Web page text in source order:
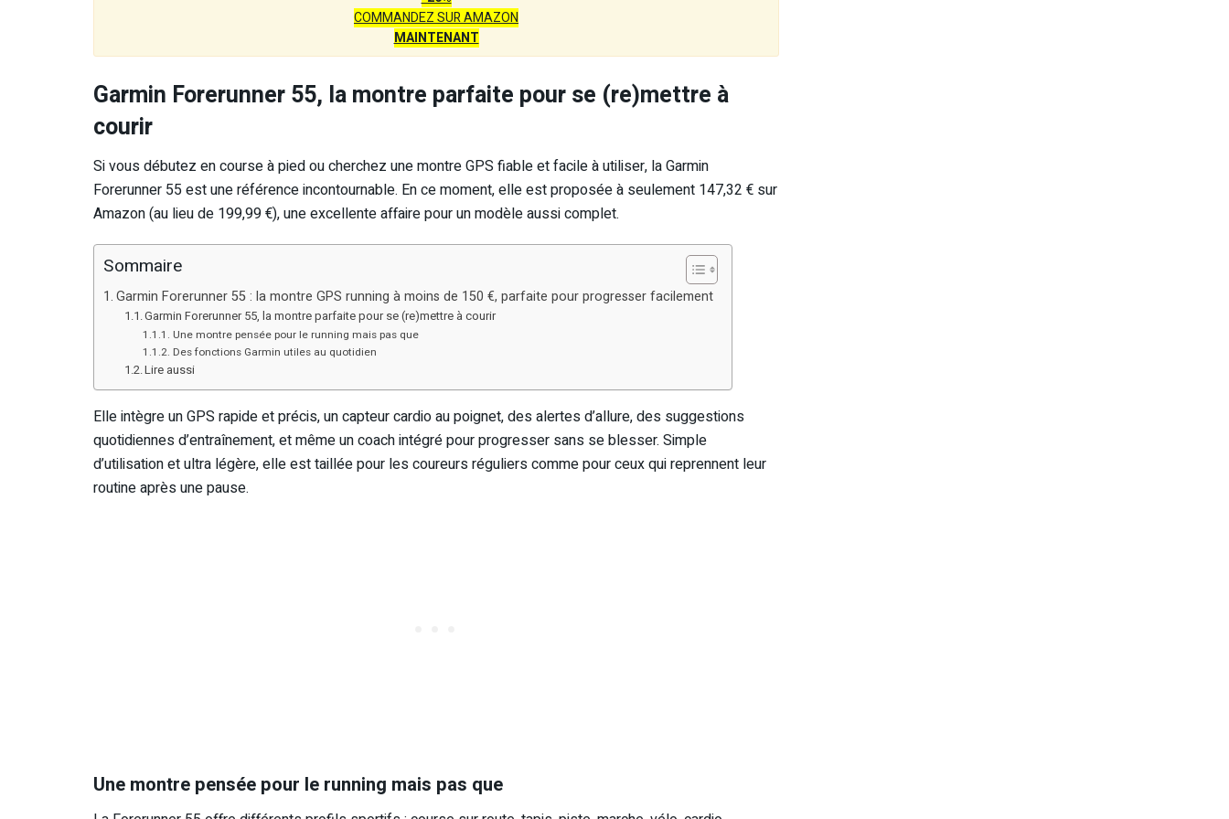
COMMANDEZ SUR AMAZON
MAINTENANT
Garmin Forerunner 55, la montre parfaite pour se (re)mettre à
courir
Si vous débutez en course à pied ou cherchez une montre GPS fiable et facile à utiliser, la Garmin
Forerunner 55 est une référence incontournable. En ce moment, elle est proposée à seulement 147,32 € sur
Amazon (au lieu de 199,99 €), une excellente affaire pour un modèle aussi complet.
Sommaire
Garmin Forerunner 55 : la montre GPS running à moins de 150 €, parfaite pour progresser facilement
Garmin Forerunner 55, la montre parfaite pour se (re)mettre à courir
Une montre pensée pour le running mais pas que
Des fonctions Garmin utiles au quotidien
Lire aussi
Elle intègre un GPS rapide et précis, un capteur cardio au poignet, des alertes d’allure, des suggestions
quotidiennes d’entraînement, et même un coach intégré pour progresser sans se blesser. Simple
d’utilisation et ultra légère, elle est taillée pour les coureurs réguliers comme pour ceux qui reprennent leur
routine après une pause.
Une montre pensée pour le running mais pas que